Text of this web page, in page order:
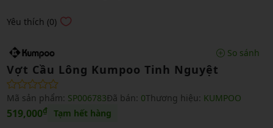
Yêu thích (0)
So sánh
Vợt Cầu Lông Kumpoo Tinh Nguyệt
Mã sản phẩm: SP006783Đã bán: 0Thương hiệu: KUMPOO
519,000₫ Tạm hết hàng